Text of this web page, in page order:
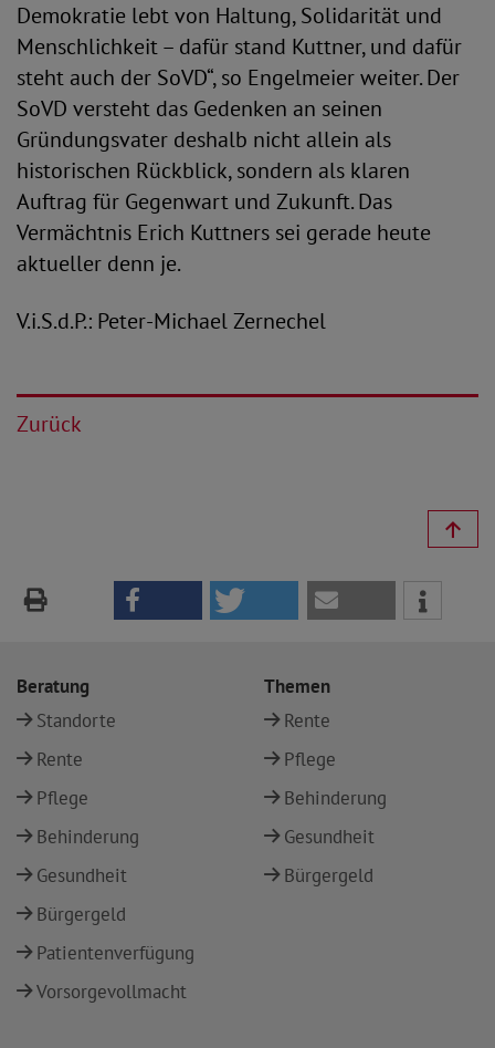
Demokratie lebt von Haltung, Solidarität und
Menschlichkeit – dafür stand Kuttner, und dafür
steht auch der SoVD“, so Engelmeier weiter. Der
SoVD versteht das Gedenken an seinen
Gründungsvater deshalb nicht allein als
historischen Rückblick, sondern als klaren
Auftrag für Gegenwart und Zukunft. Das
Vermächtnis Erich Kuttners sei gerade heute
aktueller denn je.
V.i.S.d.P.: Peter-Michael Zernechel
Zurück
Beratung
Standorte
Rente
Pflege
Behinderung
Gesundheit
Bürgergeld
Patientenverfügung
Vorsorgevollmacht
Themen
Rente
Pflege
Behinderung
Gesundheit
Bürgergeld